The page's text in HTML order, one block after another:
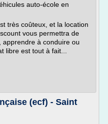
auto-école en
très coûteux, et la location
vous permettra de
apprendre à conduire ou
libre est tout à fait...
(ecf) - Saint